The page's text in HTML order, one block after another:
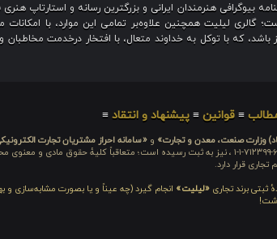
بیوگرافی هنرمندان ایرانی و بزرگترین رسانه و استارتاپ هنری
لیلیت همچنین علاوه‌بر تمامی این موارد، با امکانات
که با توکل به خداوند متعال، با افتخار درخدمت مخاطبان
≡قوانین ≡پیشنهاد و انتقاد ≡
وزارت صنعت، معدن و تجارت» و «سامانه احراز مشتریان تجارت
بشماره شامَد: ۱-۳-۶۵-۷۱۲۳۹۹-۱-۱ ، نیز به ثبت رسیده است؛ متعاقباً کلیهٔ حقوق مادی
قرار دارد.
ثبتی برند تجاری «لیلیت» انجام گیرد (چه عیناً و یا بصورت مشابه‌سازی و